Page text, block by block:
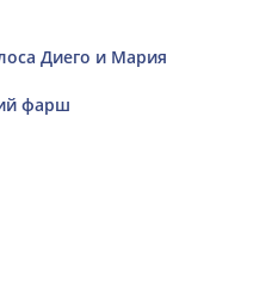
Диего и Мария
фарш